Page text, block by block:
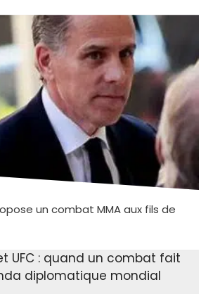
un combat MMA aux fils de